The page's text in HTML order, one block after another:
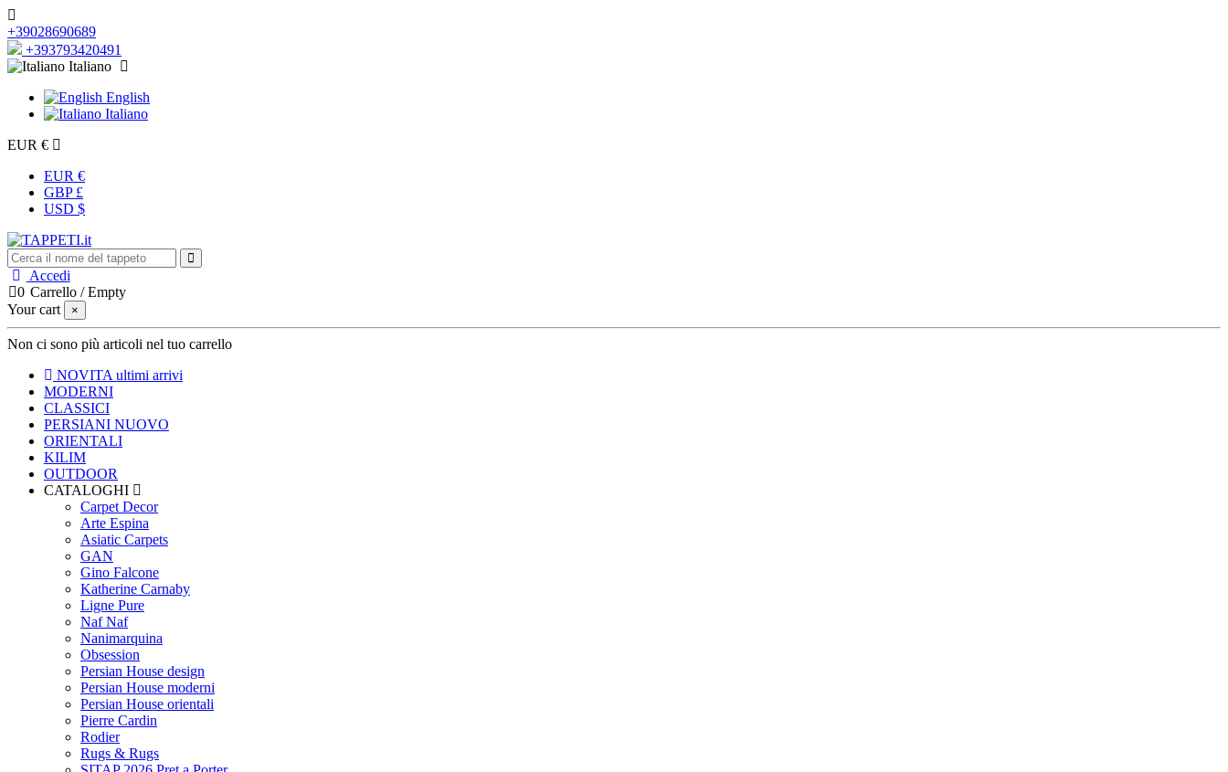
+39028690689
+393793420491
Italiano
English
Italiano
EUR €
EUR €
GBP £
USD $
Accedi
0 Carrello /Empty
Your cart
×
Non ci sono più articoli nel tuo carrello
NOVITA ultimi arrivi
MODERNI
CLASSICI
PERSIANI NUOVO
ORIENTALI
KILIM
OUTDOOR
CATALOGHI
Carpet Decor
Arte Espina
Asiatic Carpets
GAN
Gino Falcone
Katherine Carnaby
Ligne Pure
Naf Naf
Nanimarquina
Obsession
Persian House design
Persian House moderni
Persian House orientali
Pierre Cardin
Rodier
Rugs & Rugs